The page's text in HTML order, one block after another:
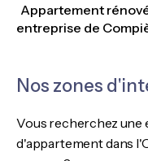
Appartement
entreprise de
Nos zones
Vous recherchez
d'appartement dans